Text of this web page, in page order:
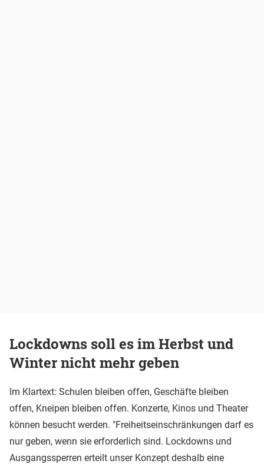
Lockdowns soll es im Herbst und
Winter nicht mehr geben
Im Klartext: Schulen bleiben offen, Geschäfte bleiben
offen, Kneipen bleiben offen. Konzerte, Kinos und Theater
können besucht werden. "Freiheitseinschränkungen darf es
nur geben, wenn sie erforderlich sind. Lockdowns und
Ausgangssperren erteilt unser Konzept deshalb eine